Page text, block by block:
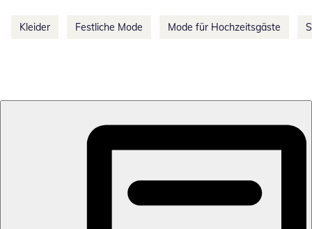
Kleider Festliche Mode Mode für Hochzeitsgäste